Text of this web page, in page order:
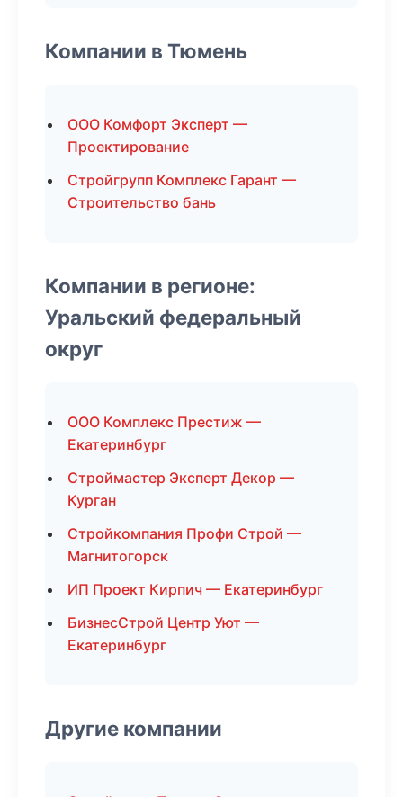
Компании в Тюмень
ООО Комфорт Эксперт —
Проектирование
Стройгрупп Комплекс Гарант —
Строительство бань
Компании в регионе:
Уральский федеральный
округ
ООО Комплекс Престиж —
Екатеринбург
Строймастер Эксперт Декор —
Курган
Стройкомпания Профи Строй —
Магнитогорск
ИП Проект Кирпич — Екатеринбург
БизнесСтрой Центр Уют —
Екатеринбург
Другие компании